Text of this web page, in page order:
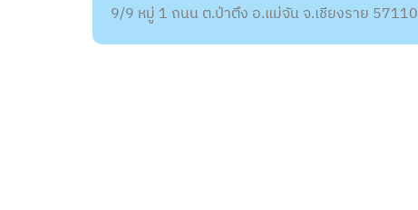
9/9 หมู่ 1 ถนน ต.ป่าตึง อ.แม่จัน จ.เชียงราย 57110